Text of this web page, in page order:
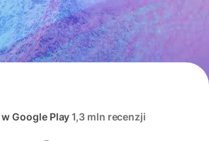
Google Play1,3 mln recenzji